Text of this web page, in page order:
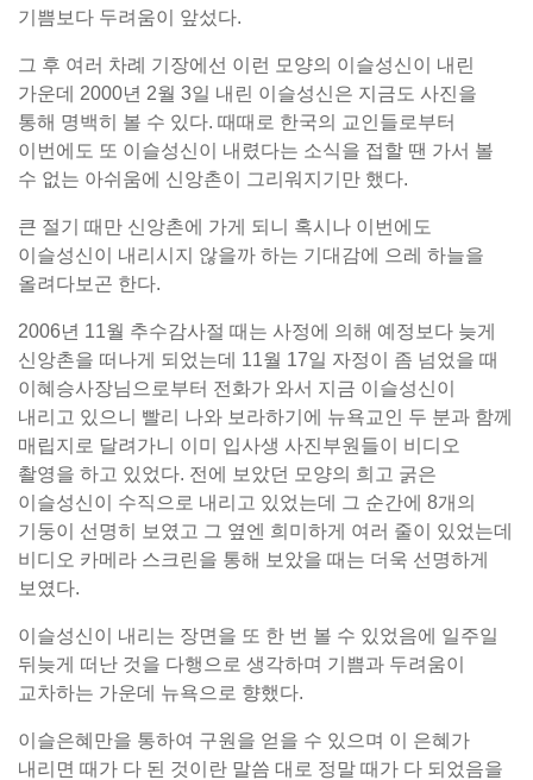
기쁨보다 두려움이 앞섰다.
그 후 여러 차례 기장에선 이런 모양의 이슬성신이 내린
가운데 2000년 2월 3일 내린 이슬성신은 지금도 사진을
통해 명백히 볼 수 있다. 때때로 한국의 교인들로부터
이번에도 또 이슬성신이 내렸다는 소식을 접할 땐 가서 볼
수 없는 아쉬움에 신앙촌이 그리워지기만 했다.
큰 절기 때만 신앙촌에 가게 되니 혹시나 이번에도
이슬성신이 내리시지 않을까 하는 기대감에 으레 하늘을
올려다보곤 한다.
2006년 11월 추수감사절 때는 사정에 의해 예정보다 늦게
신앙촌을 떠나게 되었는데 11월 17일 자정이 좀 넘었을 때
이혜승사장님으로부터 전화가 와서 지금 이슬성신이
내리고 있으니 빨리 나와 보라하기에 뉴욕교인 두 분과 함께
매립지로 달려가니 이미 입사생 사진부원들이 비디오
촬영을 하고 있었다. 전에 보았던 모양의 희고 굵은
이슬성신이 수직으로 내리고 있었는데 그 순간에 8개의
기둥이 선명히 보였고 그 옆엔 희미하게 여러 줄이 있었는데
비디오 카메라 스크린을 통해 보았을 때는 더욱 선명하게
보였다.
이슬성신이 내리는 장면을 또 한 번 볼 수 있었음에 일주일
뒤늦게 떠난 것을 다행으로 생각하며 기쁨과 두려움이
교차하는 가운데 뉴욕으로 향했다.
이슬은혜만을 통하여 구원을 얻을 수 있으며 이 은혜가
내리면 때가 다 된 것이란 말씀 대로 정말 때가 다 되었음을